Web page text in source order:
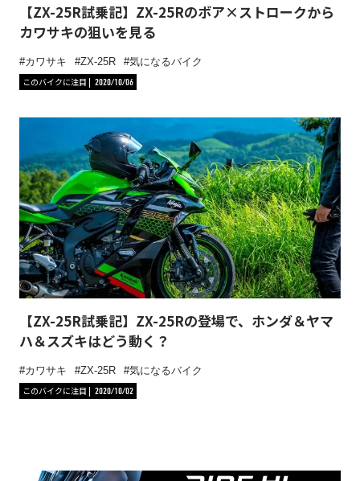
【ZX-25R試乗記】ZX-25Rのボア×ストロークから
カワサキの狙いを見る
カワサキ ZX-25R
気になるバイク
このバイクに注目
2020/10/06
【ZX-25R試乗記】ZX-25Rの登場で、ホンダ＆ヤマ
ハ＆スズキはどう動く？
カワサキ ZX-25R
気になるバイク
このバイクに注目
2020/10/02